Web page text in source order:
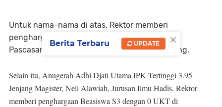
Untuk nama-nama di atas, Rektor memberi
penghargaan Beasiswa S2 dengan 0 UKT di
Pascasarjana UIN Sunan Gunung Djati Bandung.
Selain itu, Anugerah Adhi Djati Utama IPK Tertinggi 3.95
Jenjang Magister, Neli Alawiah, Jurusan Ilmu Hadis. Rektor
memberi penghargaan Beasiswa S3 dengan 0 UKT di
×
Berita Terbaru UPDATE